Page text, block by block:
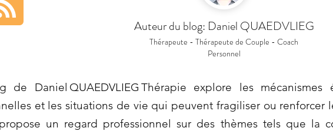
Auteur du blog: Daniel QUAEDVLIEG
Thérapeute - Thérapeute de Couple - Coach
Personnel
de Daniel QUAEDVLIEG Thérapie explore les mécanismes
et les situations de vie qui peuvent fragiliser ou renforcer
un regard professionnel sur des thèmes tels que la